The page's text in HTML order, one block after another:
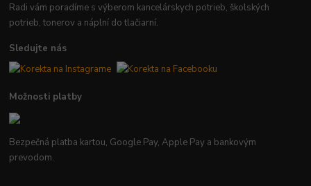
Radi vám poradíme s výberom kancelárskych potrieb, školských
potrieb, tonerov a náplní do tlačiarní.
Sledujte nás
Možnosti platby
Bezpečná platba kartou, Google Pay, Apple Pay a bankovým
prevodom.